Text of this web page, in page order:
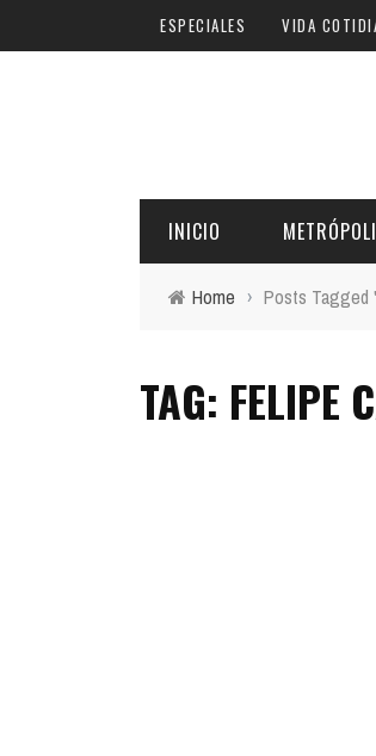
ESPECIALES VIDA
INICIO METRÓPOLI
Home › Posts Tagged
TAG: FELIPE